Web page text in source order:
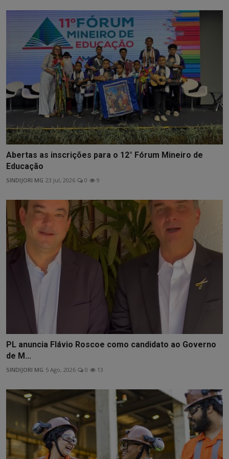
Abertas as inscrições para o 12° Fórum Mineiro de
Educação
SINDIJORI MG 23 Jul, 2026 0 9
PL anuncia Flávio Roscoe como candidato ao Governo
de M...
SINDIJORI MG 5 Ago, 2026 0 13